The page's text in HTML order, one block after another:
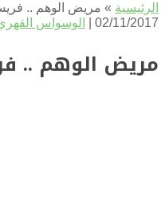
الرئيسية » مريض الوهم ..
02/11/2017 |
الوسواس
مريض الوهم ..